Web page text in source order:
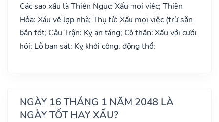
Các sao xấu là Thiên Ngục: Xấu mọi việc; Thiên
Hỏa: Xấu về lợp nhà; Thụ tử: Xấu mọi việc (trừ săn
bắn tốt; Câu Trận: Kỵ an táng; Cô thần: Xấu với cưới
hỏi; Lỗ ban sát: Kỵ khởi công, động thổ;
NGÀY 16 THÁNG 1 NĂM 2048 LÀ
NGÀY TỐT HAY XẤU?